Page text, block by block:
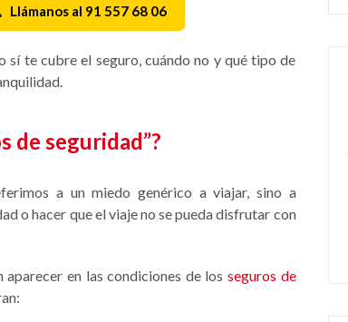
Llámanos al 91 557 68 06
sí te cubre el seguro, cuándo no y qué tipo de
de seguridad”?
a un miedo genérico a viajar, sino a
o hacer que el viaje no se pueda disfrutar con
en las condiciones de los seguros de